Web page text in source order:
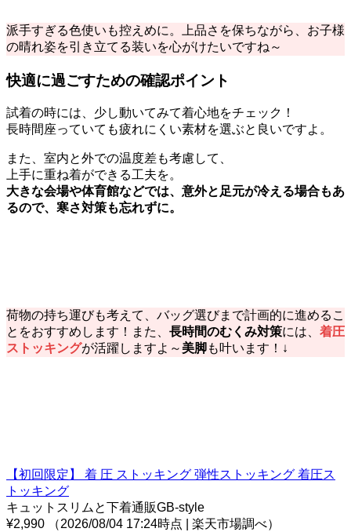
派手すぎる色使いも控えめに。上品さを保ちながら、お子様
の晴れ姿を引き立てる装いを心がけたいですね～
快適に過ごすための確認ポイント
試着の時には、少し動いてみて着心地をチェック！
長時間座っていても疲れにくい素材を選ぶと良いですよ。
また、室内と外での温度差も考慮して、
上手に重ね着ができる工夫を。
大きな会場や体育館などでは、意外と足元が冷える場合もあ
るので、寒さ対策も忘れずに。
荷物の持ち運びも考えて、バッグ選びまで計画的に進めるこ
とをおすすめします！また、 長時間のむくみ対策には、 着圧
ストッキングが活躍しますよ～ 美脚も叶います！↓
【初回限定】 着 圧 ストッキング 弾性ストッキング 着圧ス
トッキング
キュットスリムと下着通販GB-style
¥2,990
（2026/08/04 17:24時点 | 楽天市場調べ）